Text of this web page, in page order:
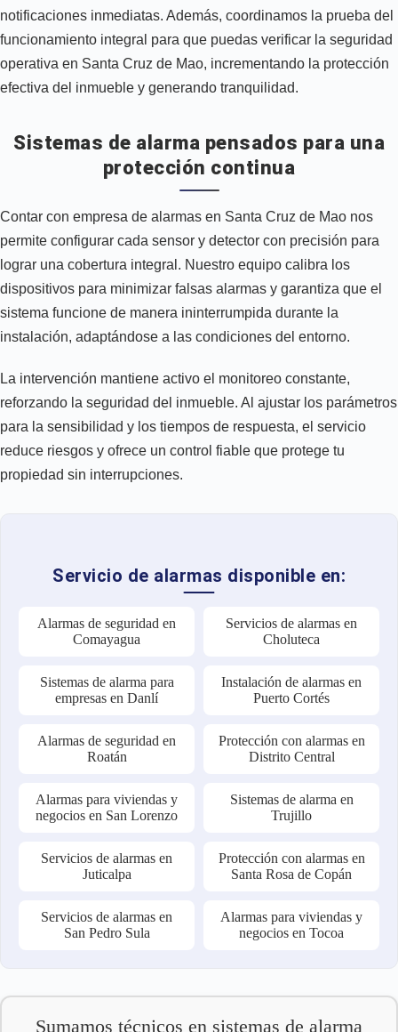
notificaciones inmediatas. Además, coordinamos la prueba del
funcionamiento integral para que puedas verificar la seguridad
operativa en Santa Cruz de Mao, incrementando la protección
efectiva del inmueble y generando tranquilidad.
Sistemas de alarma pensados para una
protección continua
Contar con empresa de alarmas en Santa Cruz de Mao nos
permite configurar cada sensor y detector con precisión para
lograr una cobertura integral. Nuestro equipo calibra los
dispositivos para minimizar falsas alarmas y garantiza que el
sistema funcione de manera ininterrumpida durante la
instalación, adaptándose a las condiciones del entorno.
La intervención mantiene activo el monitoreo constante,
reforzando la seguridad del inmueble. Al ajustar los parámetros
para la sensibilidad y los tiempos de respuesta, el servicio
reduce riesgos y ofrece un control fiable que protege tu
propiedad sin interrupciones.
Servicio de alarmas disponible en:
Alarmas de seguridad en
Comayagua
Servicios de alarmas en
Choluteca
Sistemas de alarma para
empresas en Danlí
Instalación de alarmas en
Puerto Cortés
Alarmas de seguridad en
Roatán
Protección con alarmas en
Distrito Central
Alarmas para viviendas y
negocios en San Lorenzo
Sistemas de alarma en
Trujillo
Servicios de alarmas en
Juticalpa
Protección con alarmas en
Santa Rosa de Copán
Servicios de alarmas en
San Pedro Sula
Alarmas para viviendas y
negocios en Tocoa
Sumamos técnicos en sistemas de alarma